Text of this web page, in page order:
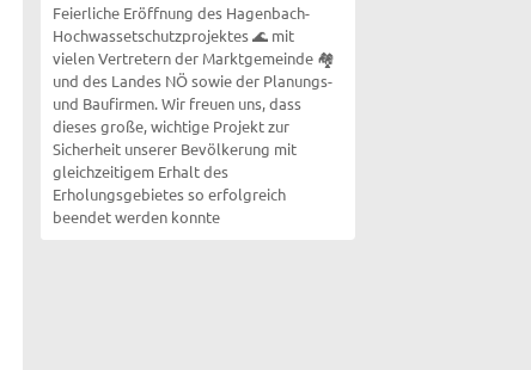
Feierliche Eröffnung des Hagenbach-
Hochwassetschutzprojektes 🌊 mit
vielen Vertretern der Marktgemeinde 🏘️
und des Landes NÖ sowie der Planungs-
und Baufirmen. Wir freuen uns, dass
dieses große, wichtige Projekt zur
Sicherheit unserer Bevölkerung mit
gleichzeitigem Erhalt des
Erholungsgebietes so erfolgreich
beendet werden konnte